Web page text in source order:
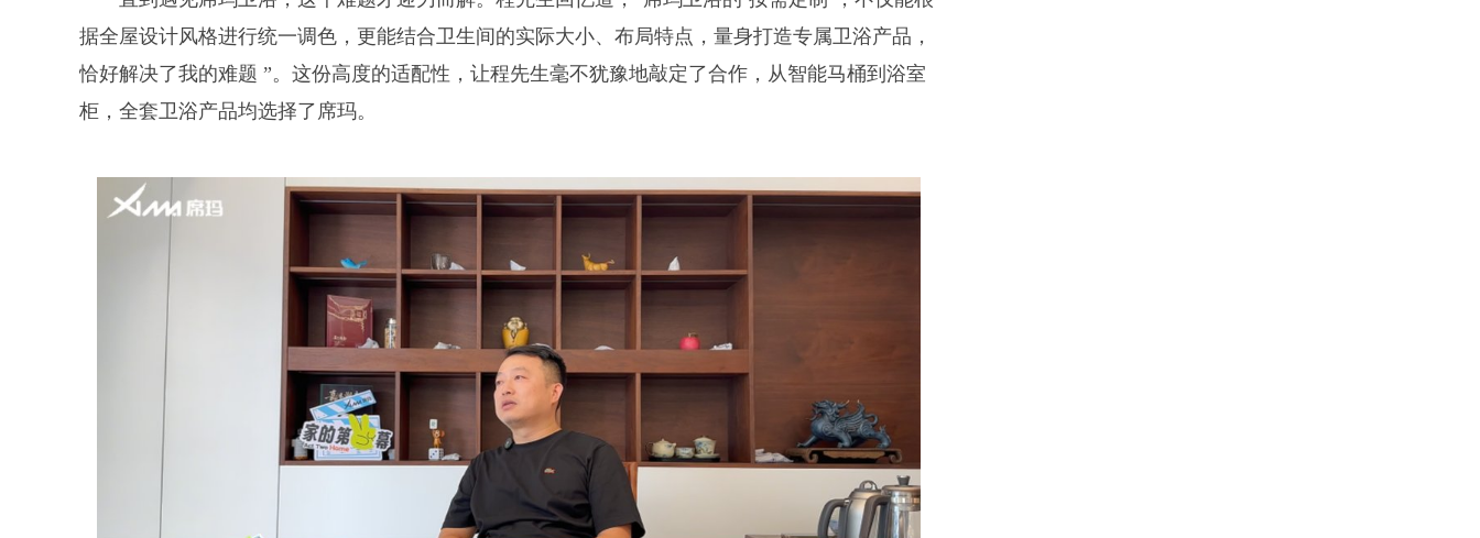
据全屋设计风格进行统一调色，更能结合卫生间的实际大小、布局特点，量身打造专属卫浴产品，
恰好解决了我的难题 ”。这份高度的适配性，让程先生毫不犹豫地敲定了合作，从智能马桶到浴室
柜，全套卫浴产品均选择了席玛。